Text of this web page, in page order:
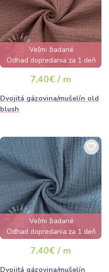
Veľmi žiadané
Odhad dopredania za 1 deň
7,40€ / m
Dvojitá gázovina/mušelín old
blush
Veľmi žiadané
Odhad dopredania za 1 deň
7,40€ / m
Dvojitá gázovina/mušelín